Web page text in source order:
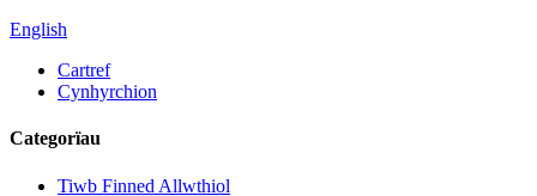
English
Cartref
Cynhyrchion
Categorïau
Tiwb Finned Allwthiol